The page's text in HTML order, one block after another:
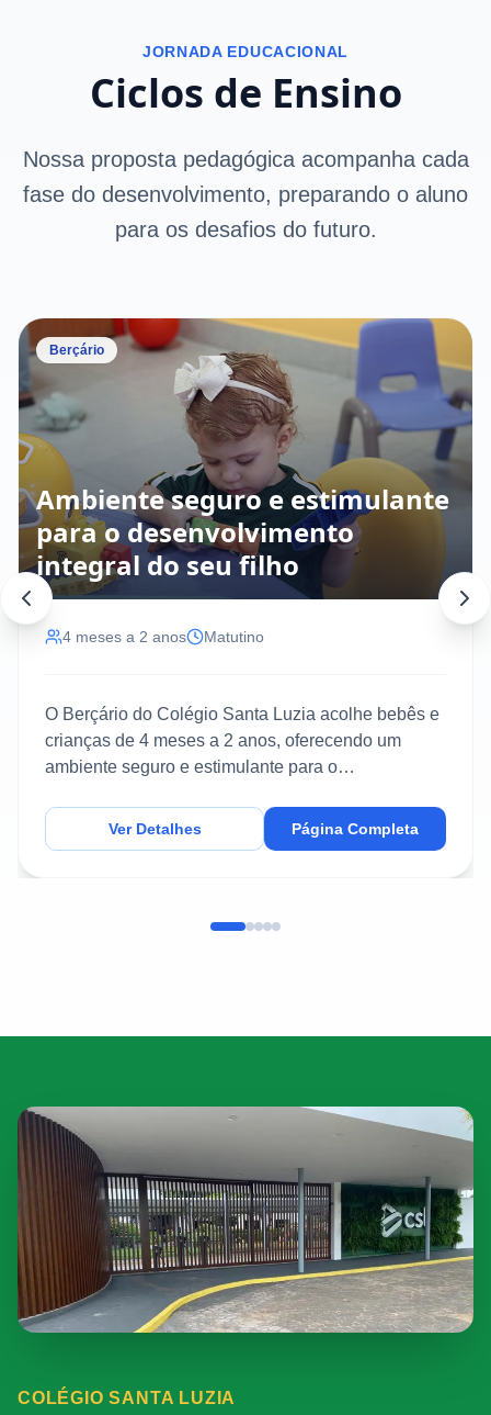
JORNADA EDUCACIONAL
Ciclos de Ensino
Nossa proposta pedagógica acompanha cada
fase do desenvolvimento, preparando o aluno
para os desafios do futuro.
Berçário
Ambiente seguro e estimulante
para o desenvolvimento
integral do seu filho
4 meses a 2 anos Matutino
O Berçário do Colégio Santa Luzia acolhe bebês e
crianças de 4 meses a 2 anos, oferecendo um
ambiente seguro e estimulante para o
Ver Detalhes Página Completa
COLÉGIO SANTA LUZIA